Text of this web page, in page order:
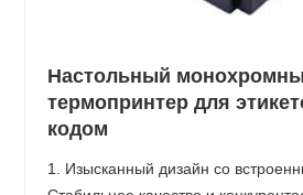
Настольный
термопринтер для
кодом
1. Изысканный дизайн со